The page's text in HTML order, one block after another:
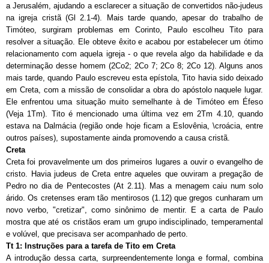
a Jerusalém, ajudando a esclarecer a situação de convertidos não-judeus
na igreja cristã (Gl 2.1-4). Mais tarde quando, apesar do trabalho de
Timóteo, surgiram problemas em Corinto, Paulo escolheu Tito para
resolver a situação. Ele obteve êxito e acabou por estabelecer um ótimo
relacionamento com aquela igreja - o que revela algo da habilidade e da
determinação desse homem (2Co2; 2Co 7; 2Co 8; 2Co 12). Alguns anos
mais tarde, quando Paulo escreveu esta epístola, Tito havia sido deixado
em Creta, com a missão de consolidar a obra do apóstolo naquele lugar.
Ele enfrentou uma situação muito semelhante à de Timóteo em Éfeso
(Veja 1Tm). Tito é mencionado uma última vez em 2Tm 4.10, quando
estava na Dalmácia (região onde hoje ficam a Eslovênia, \croácia, entre
outros países), supostamente ainda promovendo a causa cristã.
Creta
Creta foi provavelmente um dos primeiros lugares a ouvir o evangelho de
cristo. Havia judeus de Creta entre aqueles que ouviram a pregação de
Pedro no dia de Pentecostes (At 2.11). Mas a menagem caiu num solo
árido. Os cretenses eram tão mentirosos (1.12) que gregos cunharam um
novo verbo, "cretizar", como sinônimo de mentir. E a carta de Paulo
mostra que até os cristãos eram um grupo indisciplinado, temperamental
e volúvel, que precisava ser acompanhado de perto.
Tt 1: Instruções para a tarefa de Tito em Creta
A introdução dessa carta, surpreendentemente longa e formal, combina